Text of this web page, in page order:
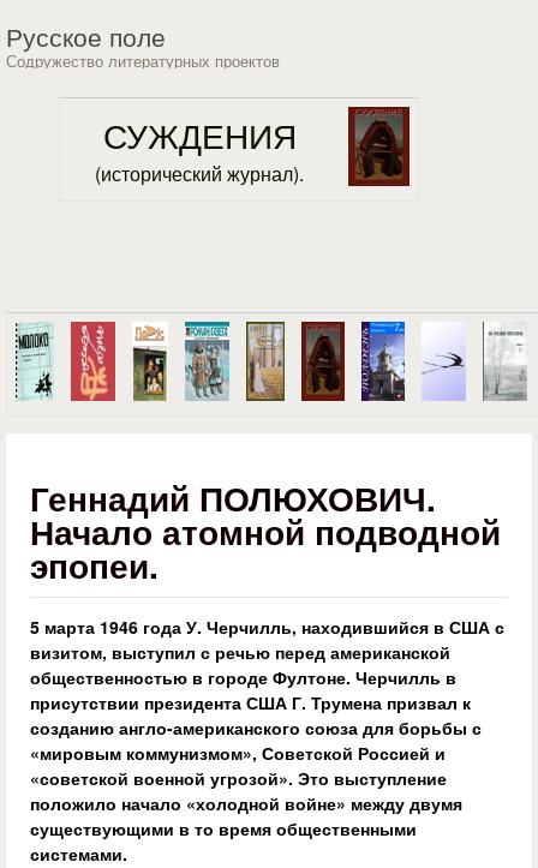
Русское поле
Содружество литературных проектов
СУЖДЕНИЯ
(исторический журнал).
Геннадий ПОЛЮХОВИЧ.
Начало атомной подводной
эпопеи.
5 марта 1946 года У. Черчилль, находившийся в США с
визитом, выступил с речью перед американской
общественностью в городе Фултоне. Черчилль в
присутствии президента США Г. Трумена призвал к
созданию англо-американского союза для борьбы с
«мировым коммунизмом», Советской Россией и
«советской военной угрозой». Это выступление
положило начало «холодной войне» между двумя
существующими в то время общественными
системами.